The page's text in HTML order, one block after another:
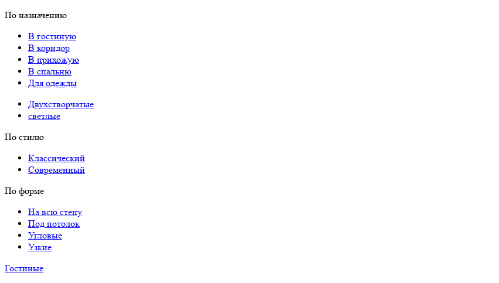
По назначению
В гостиную
В коридор
В прихожую
В спальню
Для одежды
Двухстворчатые
светлые
По стилю
Классический
Современный
По форме
На всю стену
Под потолок
Угловые
Узкие
Гостиные